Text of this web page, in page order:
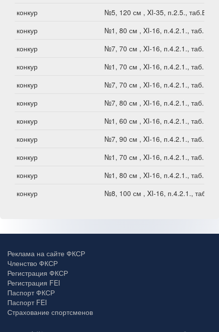
конкур
№5, 120 см , XI-35, п.2.5., таб.В1
конкур
№1, 80 см , XI-16, п.4.2.1., таб.В1
конкур
№7, 70 см , XI-16, п.4.2.1., таб.В1
конкур
№1, 70 см , XI-16, п.4.2.1., таб.В1
конкур
№7, 70 см , XI-16, п.4.2.1., таб.В1
конкур
№7, 80 см , XI-16, п.4.2.1., таб.В1
конкур
№1, 60 см , XI-16, п.4.2.1., таб.В1
конкур
№7, 90 см , XI-16, п.4.2.1., таб.В1
конкур
№1, 70 см , XI-16, п.4.2.1., таб.В1
конкур
№1, 80 см , XI-16, п.4.2.1., таб.В1
конкур
№8, 100 см , XI-16, п.4.2.1., таб.В1
Реклама на сайте ФКСР
Членство ФКСР
Регистрация ФКСР
Регистрация FEI
Паспорт ФКСР
Паспорт FEI
Страхование спортсменов